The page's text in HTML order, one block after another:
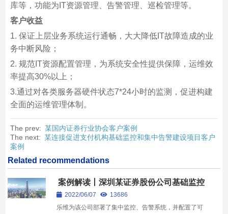
库等，功能为IT资源管理、告警管理、巡检管理等。
客户收益
1. 保证上层业务系统运行通畅，大大降低IT故障造成的业
务中断风险；
2. 规范IT资源配置管理，为系统安全性提供保障，运维效
率提高30%以上；
3.通过对各类服务器硬件状态7*24小时的监测，促进构建
全面的运维管理体制。
The prev: 某国内证券行业协会客户案例
The next: 某连接促进支付机构基础监控和集中告警建设项目客户
案例
Related recommendations
案例解读丨深圳某证券股份公司基础监控
实践2022/06/07
13686
乐维为该公司部署了集中监控、告警系统，并配置了可